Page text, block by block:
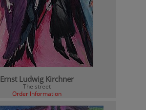
Ernst Ludwig Kirchner
The street
Order Information